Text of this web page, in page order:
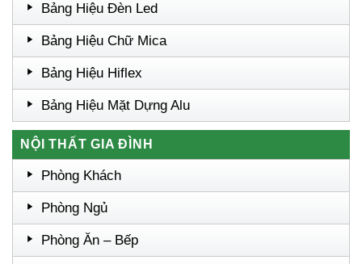
Bảng Hiệu Đèn Led
Bảng Hiệu Chữ Mica
Bảng Hiệu Hiflex
Bảng Hiệu Mặt Dựng Alu
NỘI THẤT GIA ĐÌNH
Phòng Khách
Phòng Ngủ
Phòng Ăn – Bếp